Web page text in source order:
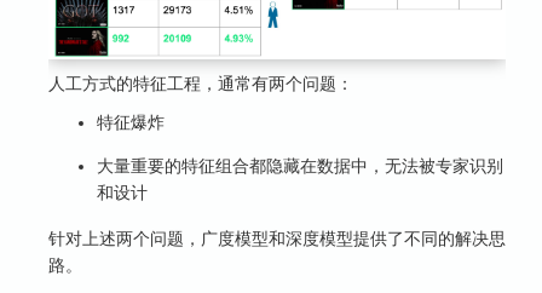
人工方式的特征工程，通常有两个问题：
特征爆炸
大量重要的特征组合都隐藏在数据中，无法被专家识别
和设计
针对上述两个问题，广度模型和深度模型提供了不同的解决思
路。